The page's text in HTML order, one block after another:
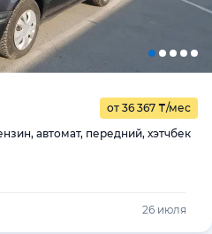
от 36 367 ₸/мес
автомат, передний, хэтчбек
26 июля